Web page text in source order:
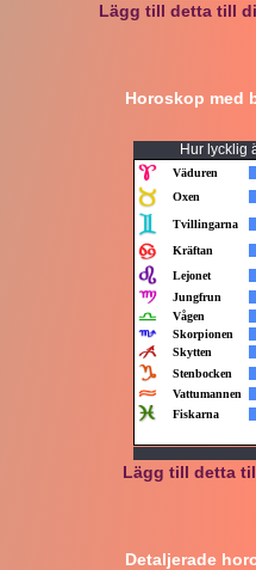
Lägg till detta till
Horoskop med
Hur lycklig
Lägg till detta
Detaljerade